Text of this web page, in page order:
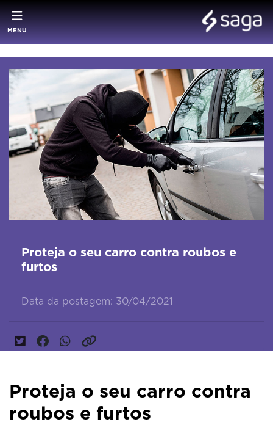
MENU
Proteja o seu carro contra roubos e
furtos
Data da postagem: 30/04/2021
Proteja o seu carro contra
roubos e furtos